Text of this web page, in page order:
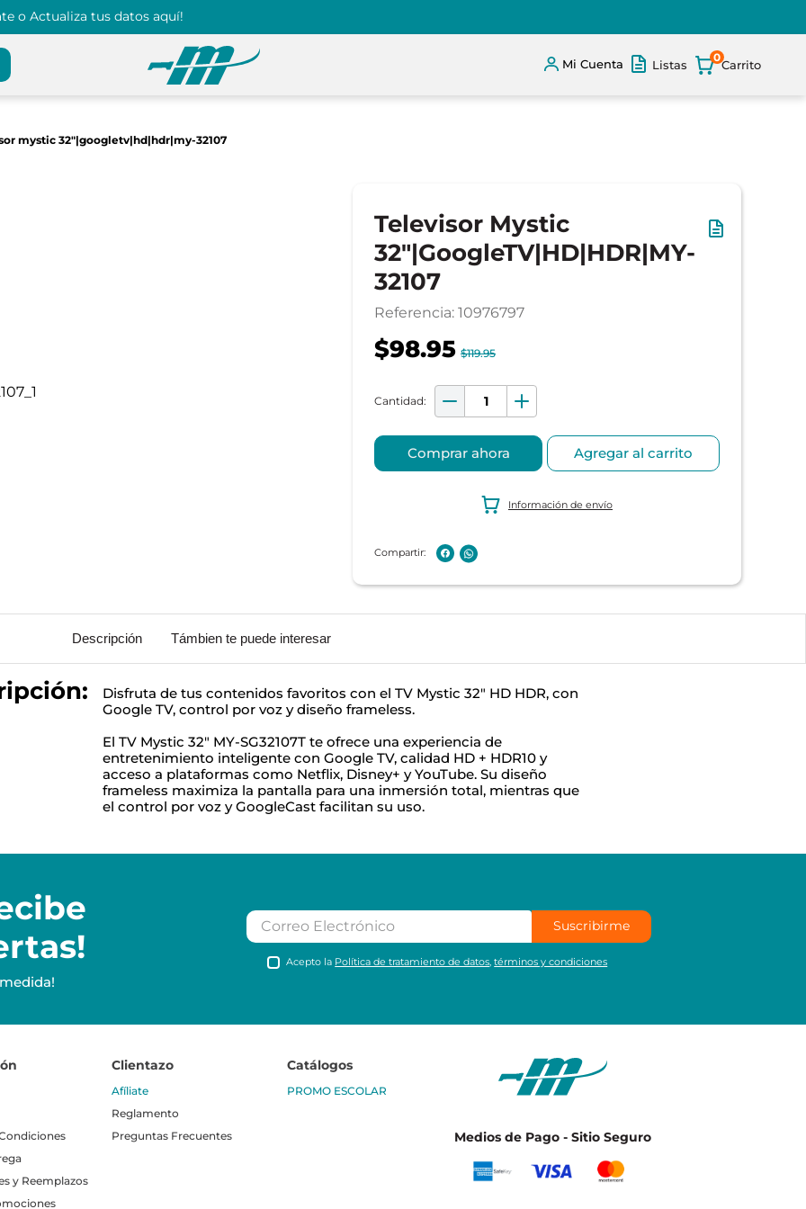
o Actualiza tus datos aquí!
Mi Cuenta Listas
0
mystic 32"|googletv|hd|hdr|my-32107
Televisor Mystic
32"|GoogleTV|HD|HDR|MY-
32107
Referencia: 10976797
$98.95 $119.95
Comprar ahora Agregar al carrito
Información de envío
Descripción Támbien te puede interesar
Disfruta de tus contenidos favoritos con el TV Mystic 32" HD HDR, con
Google TV, control por voz y diseño frameless.
El TV Mystic 32" MY-SG32107T te ofrece una experiencia de
entretenimiento inteligente con Google TV, calidad HD + HDR10 y
acceso a plataformas como Netflix, Disney+ y YouTube. Su diseño
frameless maximiza la pantalla para una inmersión total, mientras que
el control por voz y GoogleCast facilitan su uso.
Suscribirme
Acepto la Política de tratamiento de datos ,términos y condiciones
y Reemplazos
Clientazo
Afíliate
Reglamento
Preguntas Frecuentes
Catálogos
PROMO ESCOLAR
Medios de Pago - Sitio Seguro